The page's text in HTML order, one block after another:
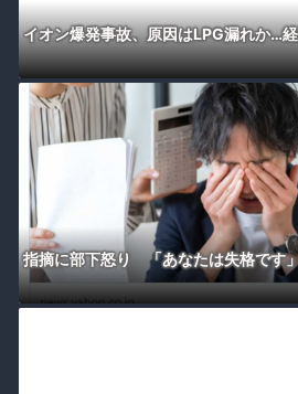
イオン爆発事故、原因はLPG漏れか…
指摘に部下怒り 「あなたは失格です